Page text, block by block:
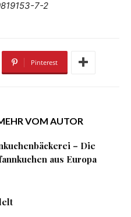
7-2
Pinterest
VOM AUTOR
– Die
aus Europa